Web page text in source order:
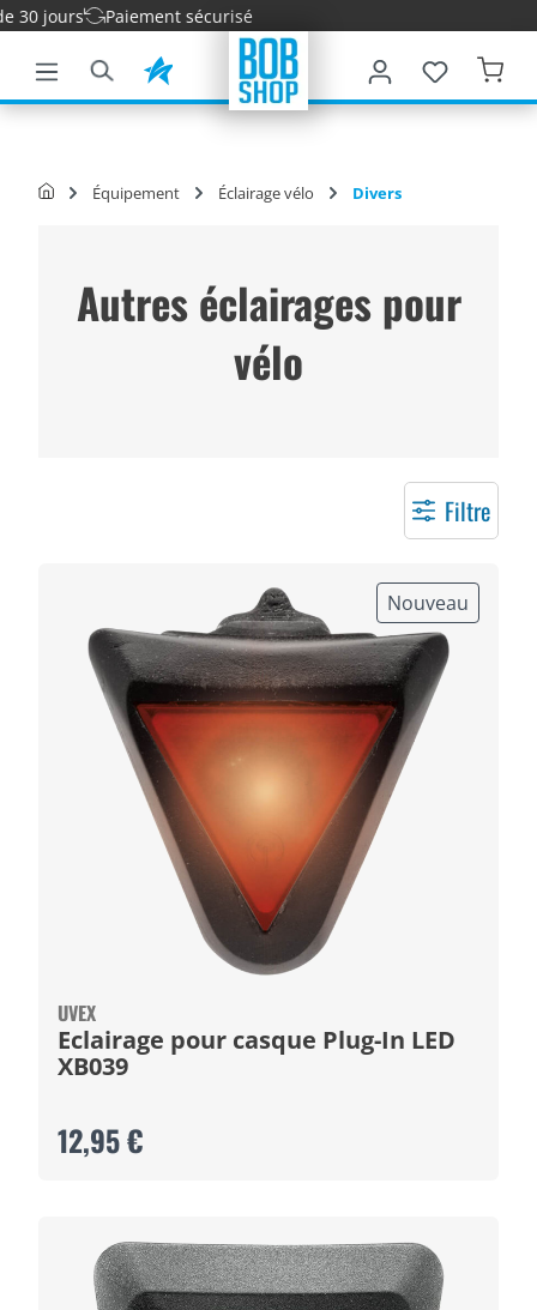
principal
jours Paiement sécurisé
Équipement Éclairage vélo Divers
Autres éclairages pour
vélo
Filtre
Nouveau
UVEX
Eclairage pour casque Plug-In LED
XB039
12,95 €